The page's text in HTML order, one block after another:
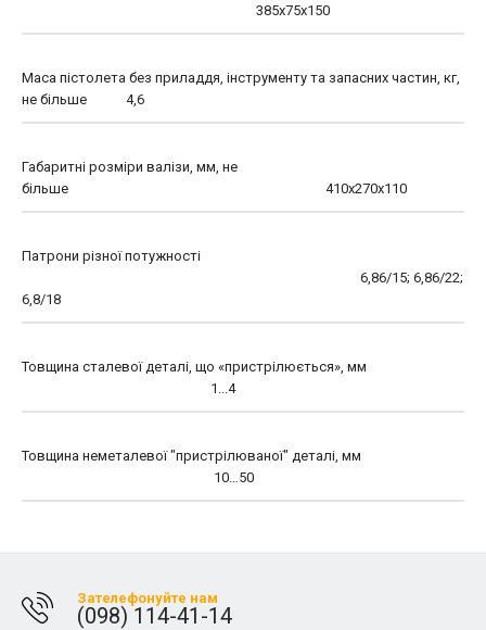
385x75x150
Маса пістолета без приладдя, інструменту та запасних частин, кг,
не більше 4,6
Габаритні розміри валізи, мм, не
більше 410х270х110
Патрони різної потужності
6,86/15; 6,86/22;
6,8/18
Товщина сталевої деталі, що «пристрілюється», мм
1...4
Товщина неметалевої "пристрілюваної" деталі, мм
10…50
Зателефонуйте нам
(098) 114-41-14